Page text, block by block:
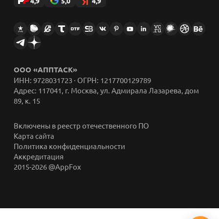
ООО «АППТАСК»
ИНН: 9728031723 · ОГРН: 1217700129789
Адрес: 117041, г. Москва, ул. Адмирала Лазарева, дом
89, к. 15
2015-2026 @AppFox
Аккредитация
Политика конфиденциальности
Карта сайта
Включены в реестр отечественного ПО